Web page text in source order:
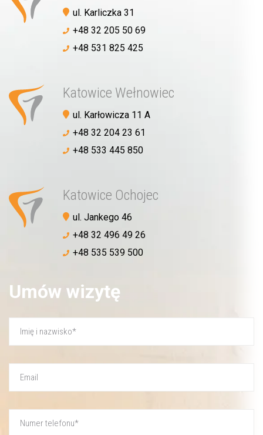
ul. Karliczka 31
+48 32 205 50 69
+48 531 825 425
Katowice Wełnowiec
ul. Karłowicza 11 A
+48 32 204 23 61
+48 533 445 850
Katowice Ochojec
ul. Jankego 46
+48 32 496 49 26
+48 535 539 500
Umów wizytę